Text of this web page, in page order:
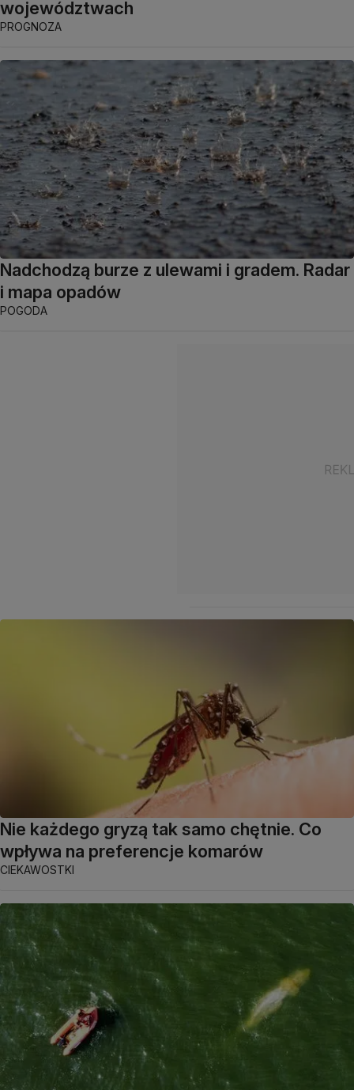
województwach
PROGNOZA
Nadchodzą burze z ulewami i gradem. Radar
i mapa opadów
POGODA
Nie każdego gryzą tak samo chętnie. Co
wpływa na preferencje komarów
CIEKAWOSTKI